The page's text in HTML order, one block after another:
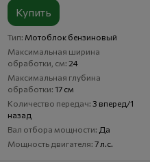
Купить
Тип Мотоблок бензиновый
Максимальная ширина
обработки, см 24
Максимальная глубина
обработки 17 см
Количество передач 3 вперед/1
назад
Вал отбора мощности Да
Мощность двигателя 7 л.с.